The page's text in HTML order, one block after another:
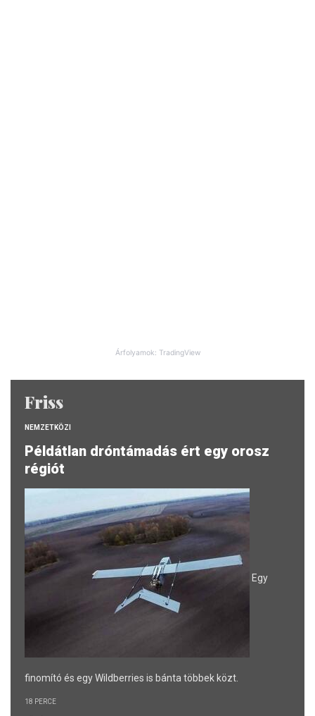
Árfolyamok: TradingView
Friss
NEMZETKÖZI
Példátlan dróntámadás ért egy orosz
régiót
Egy
finomító és egy Wildberries is bánta többek közt.
18 PERCE